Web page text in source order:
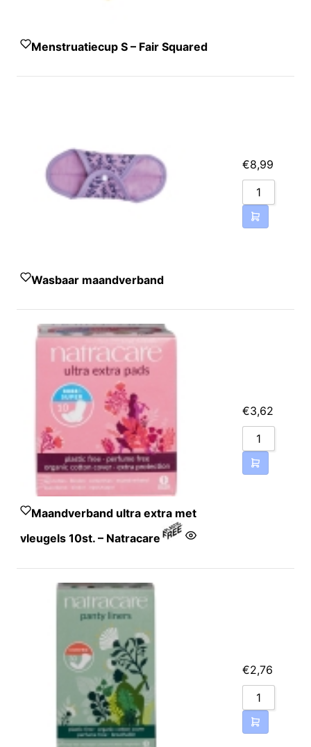
Menstruatiecup S – Fair Squared
Wasbaar maandverband
€8,99
Maandverband ultra extra met
vleugels 10st. – Natracare
Katoen*‚ cellulose van
houtpulp‚ maiszetmeel‚
lijm
€3,62
€2,76